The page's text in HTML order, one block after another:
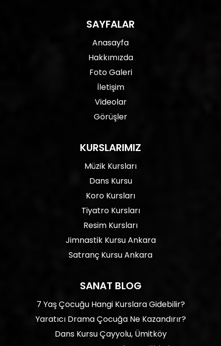
SAYFALAR
Anasayfa
Hakkımızda
Foto Galeri
İletişim
Videolar
Görüşler
KURSLARIMIZ
Müzik Kursları
Dans Kursu
Koro Kursları
Tiyatro Kursları
Resim Kursları
Jimnastik Kursu Ankara
Satranç Kursu Ankara
SANAT BLOG
7 Yaş Çocuğu Hangi Kurslara Gidebilir?
Yaratıcı Drama Çocuğa Ne Kazandırır?
Dans Kursu Çayyolu, Ümitköy